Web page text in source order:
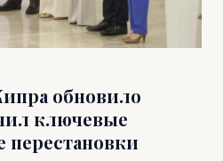
обновило
ключевые
перестановки